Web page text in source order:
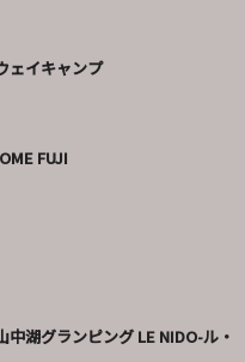
ェイキャンプ
FUJI
中湖グランピング LE NIDO-ル・